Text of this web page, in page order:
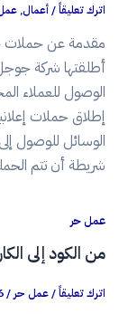
اترك تعليقاً/أعمال,
مقدمة عن
أطلقتها شركة
الوصول للعملاء
الوسائل للوصول
شريطة أن تتم
عمل حر
من الكود إلى
اترك تعليقاً/عمل حر /